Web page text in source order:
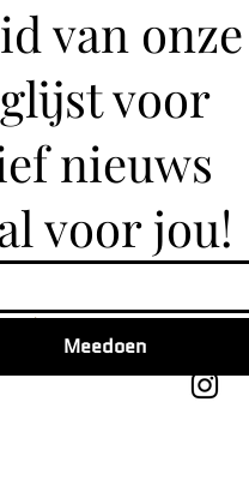
van onze
voor
nieuws
voor jou!
Meedoen